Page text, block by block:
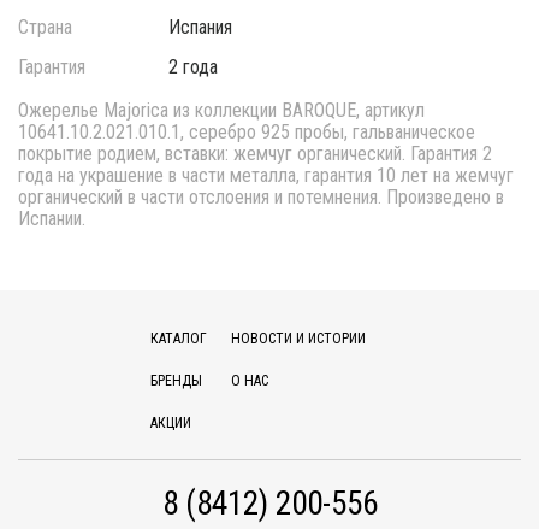
Страна
Испания
Гарантия
2 года
Ожерелье Majorica из коллекции BAROQUE, артикул
10641.10.2.021.010.1, серебро 925 пробы, гальваническое
покрытие родием, вставки: жемчуг органический. Гарантия 2
года на украшение в части металла, гарантия 10 лет на жемчуг
органический в части отслоения и потемнения. Произведено в
Испании.
КАТАЛОГ
БРЕНДЫ
АКЦИИ
НОВОСТИ И ИСТОРИИ
О НАС
8 (8412) 200-556